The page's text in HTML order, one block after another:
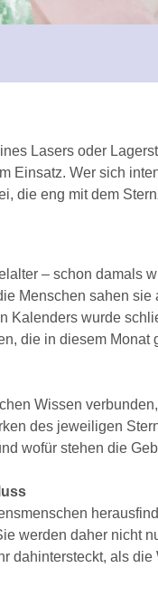
Lasers oder
Einsatz. Wer sich
die eng mit dem
– schon damals
Menschen sahen
Kalenders wurde
die in diesem
Wissen
des jeweiligen
wofür stehen die
werden daher nicht
dahintersteckt, als